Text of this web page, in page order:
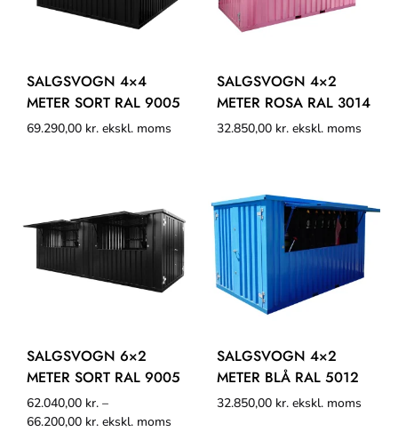
SALGSVOGN 4×4
METER SORT RAL 9005
69.290,00 kr. ekskl. moms
SALGSVOGN 4×2
METER ROSA RAL 3014
32.850,00 kr. ekskl. moms
SALGSVOGN 6×2
METER SORT RAL 9005
62.040,00 kr. –
66.200,00 kr. ekskl. moms
SALGSVOGN 4×2
METER BLÅ RAL 5012
32.850,00 kr. ekskl. moms